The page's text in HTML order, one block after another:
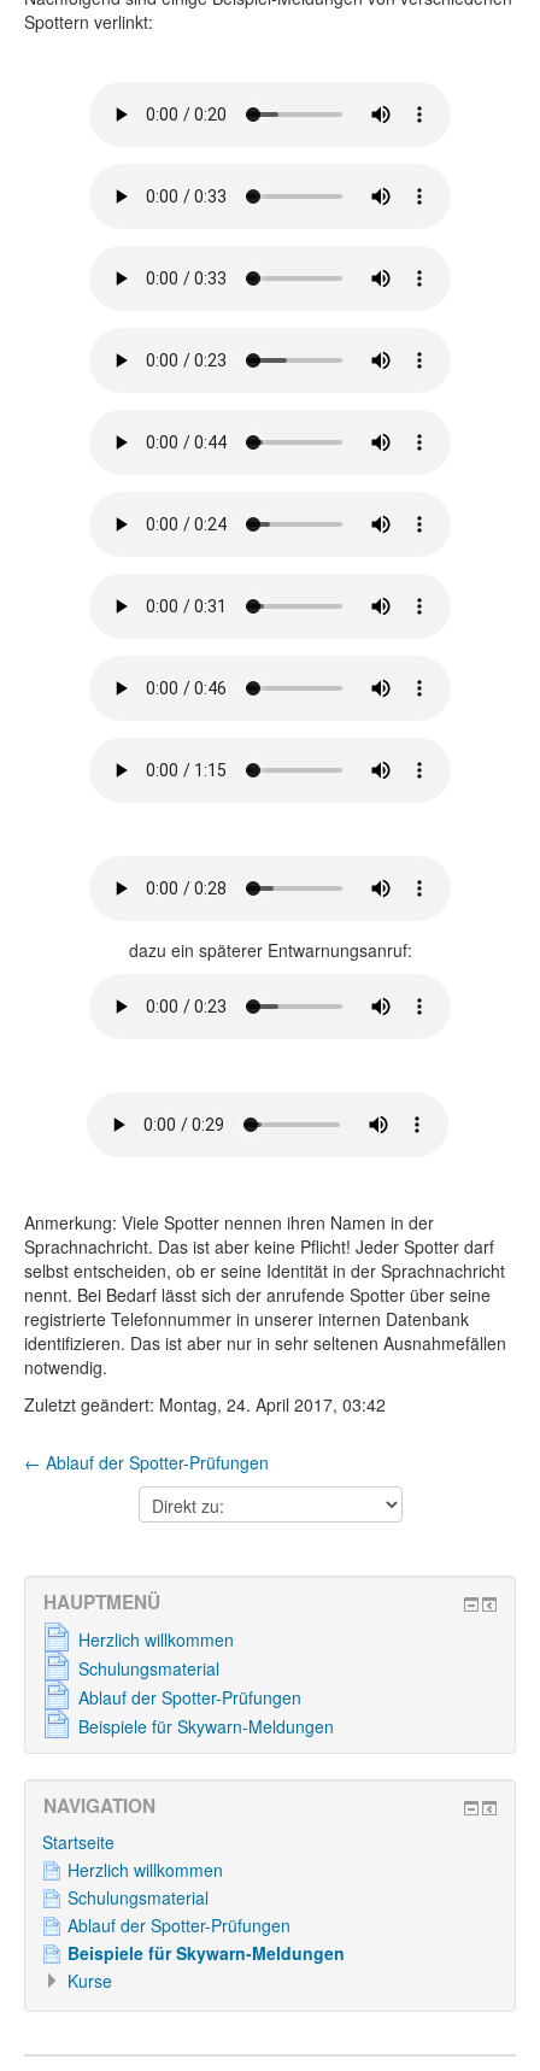
Spottern verlinkt:
dazu ein späterer Entwarnungsanruf:
Anmerkung: Viele Spotter nennen ihren Namen in der
Sprachnachricht. Das ist aber keine Pflicht! Jeder Spotter darf
selbst entscheiden, ob er seine Identität in der Sprachnachricht
nennt. Bei Bedarf lässt sich der anrufende Spotter über seine
registrierte Telefonnummer in unserer internen Datenbank
identifizieren. Das ist aber nur in sehr seltenen Ausnahmefällen
notwendig.
Zuletzt geändert: Montag, 24. April 2017, 03:42
← Ablauf der Spotter-Prüfungen
Direkt
zu:
HAUPTMENÜ
Herzlich willkommen
Schulungsmaterial
Ablauf der Spotter-Prüfungen
Beispiele für Skywarn-Meldungen
NAVIGATION
Startseite
Herzlich willkommen
Schulungsmaterial
Ablauf der Spotter-Prüfungen
Beispiele für Skywarn-Meldungen
Kurse